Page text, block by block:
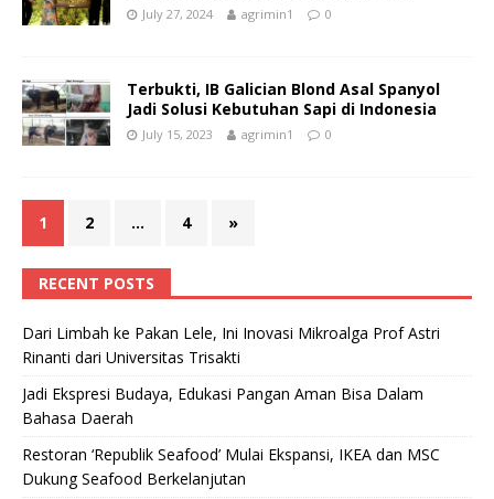
July 27, 2024 agrimin1 0
Terbukti, IB Galician Blond Asal Spanyol
Jadi Solusi Kebutuhan Sapi di Indonesia
July 15, 2023 agrimin1 0
1 2 … 4 »
RECENT POSTS
Dari Limbah ke Pakan Lele, Ini Inovasi Mikroalga Prof Astri
Rinanti dari Universitas Trisakti
Jadi Ekspresi Budaya, Edukasi Pangan Aman Bisa Dalam
Bahasa Daerah
Restoran ‘Republik Seafood’ Mulai Ekspansi, IKEA dan MSC
Dukung Seafood Berkelanjutan